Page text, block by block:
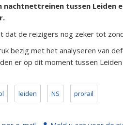
nachtnettreinen tussen Leiden
dat de reizigers nog zeker tot
bezig met het analyseren van
er op dit moment tussen
leiden NS prorail